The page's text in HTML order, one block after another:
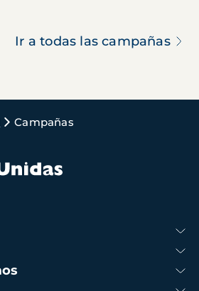
Ir a todas las campañas
Campañas